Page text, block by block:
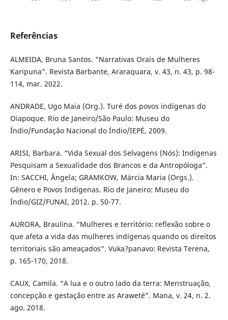
Referências
ALMEIDA, Bruna Santos. “Narrativas Orais de Mulheres
Karipuna”. Revista Barbante, Araraquara, v. 43, n. 43, p. 98-
114, mar. 2022.
ANDRADE, Ugo Maia (Org.). Turé dos povos indígenas do
Oiapoque. Rio de Janeiro/São Paulo: Museu do
Índio/Fundação Nacional do Índio/IEPÉ, 2009.
ARISI, Barbara. “Vida Sexual dos Selvagens (Nós): Indígenas
Pesquisam a Sexualidade dos Brancos e da Antropóloga”.
In: SACCHI, Ângela; GRAMKOW, Márcia Maria (Orgs.).
Gênero e Povos Indígenas. Rio de Janeiro: Museu do
Índio/GIZ/FUNAI, 2012. p. 50-77.
AURORA, Braulina. “Mulheres e território: reflexão sobre o
que afeta a vida das mulheres indígenas quando os direitos
territoriais são ameaçados”. Vuka?panavo: Revista Terena,
p. 165-170, 2018.
CAUX, Camila. “A lua e o outro lado da terra: Menstruação,
concepção e gestação entre as Araweté”. Mana, v. 24, n. 2.
ago. 2018.